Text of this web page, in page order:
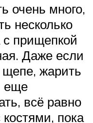
очень много,
несколько
прищепкой
Даже если
щепе, жарить
еще
всё равно
пока